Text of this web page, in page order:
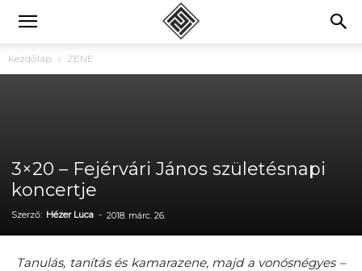
Kezdőlap ZENE
3×20 – Fejérvári János születésnapi
koncertje
Szerző: Hézer Luca - 2018. márc. 26.
Tanulás, tanítás és kamarazene, majd a vonósnégyes –